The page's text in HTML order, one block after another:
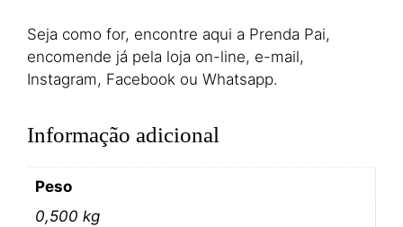
Seja como for, encontre aqui a Prenda Pai,
encomende já pela loja on-line, e-mail,
Instagram, Facebook ou Whatsapp.
Informação adicional
Peso
0,500 kg